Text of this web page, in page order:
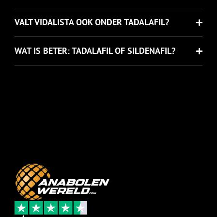
VALT VIDALISTA OOK ONDER TADALAFIL?
WAT IS BETER: TADALAFIL OF SILDENAFIL?